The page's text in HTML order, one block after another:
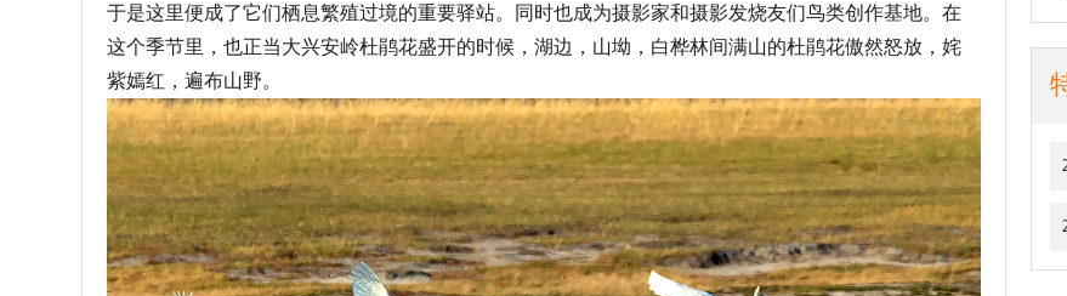
于是这里便成了它们栖息繁殖过境的重要驿站。同时也成为摄影家和摄影发烧友们鸟类创作基地。在
这个季节里，也正当大兴安岭杜鹃花盛开的时候，湖边，山坳，白桦林间满山的杜鹃花傲然怒放，姹
紫嫣红，遍布山野。